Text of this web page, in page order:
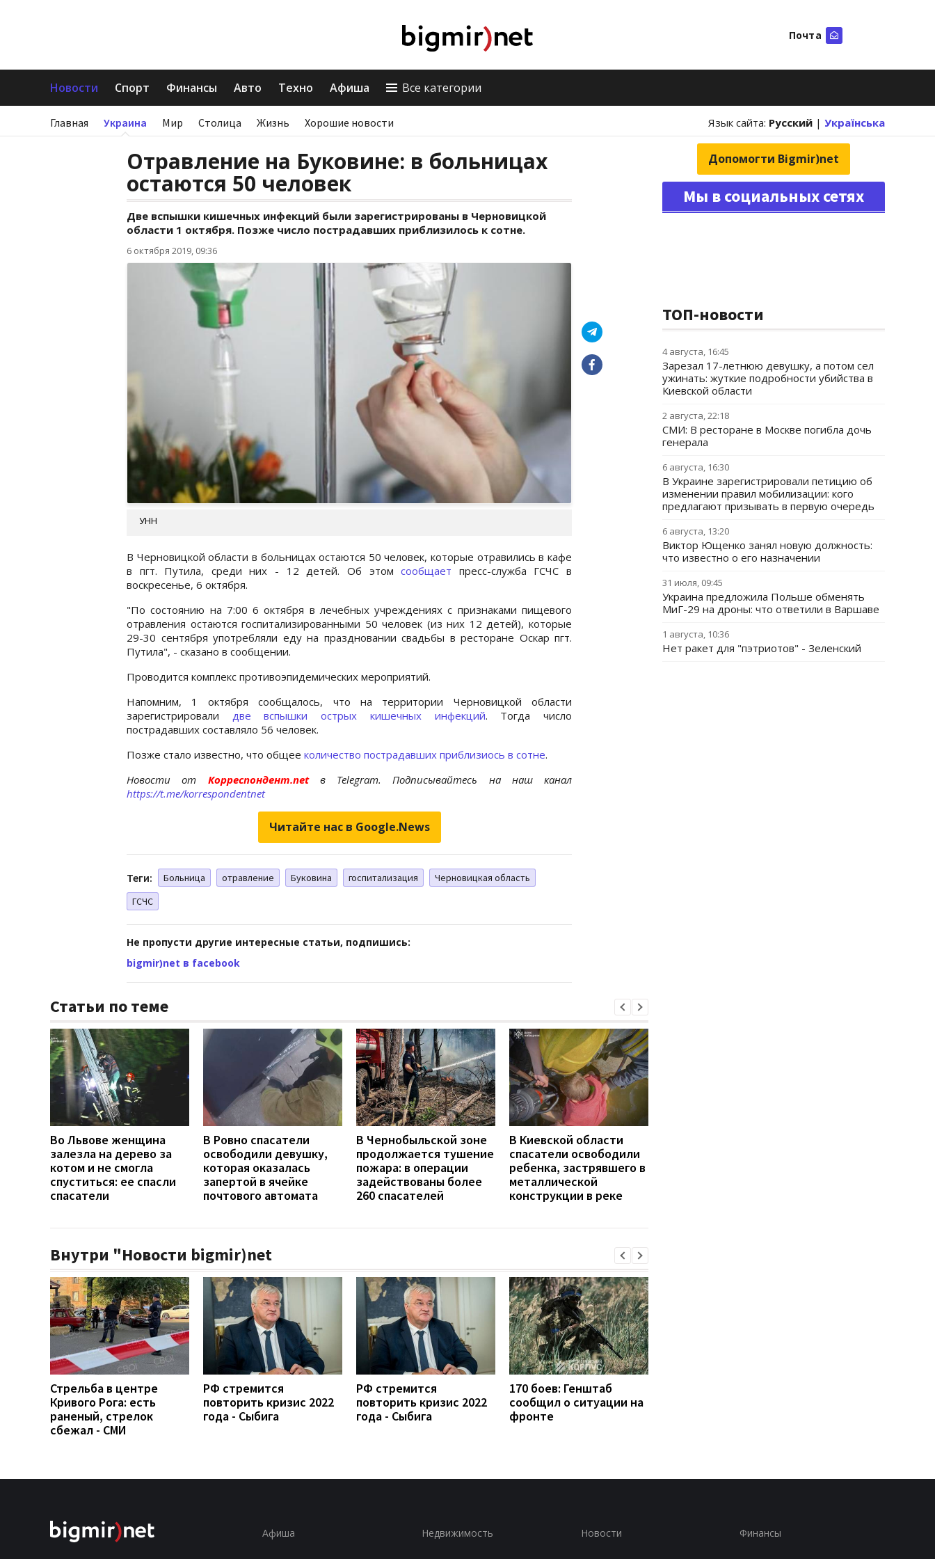
Почта
Новости Спорт Финансы Авто Техно Афиша Все категории
Главная Украина Мир Столица Жизнь Хорошие новости Язык сайта: Русский | Українська
Отравление на Буковине: в больницах
остаются 50 человек
Две вспышки кишечных инфекций были зарегистрированы в Черновицкой
области 1 октября. Позже число пострадавших приблизилось к сотне.
6 октября 2019, 09:36
УНН
В Черновицкой области в больницах остаются 50 человек, которые отравились в кафе
в пгт. Путила, среди них - 12 детей. Об этомсообщает пресс-служба ГСЧС в
воскресенье, 6 октября.
"По состоянию на 7:00 6 октября в лечебных учреждениях с признаками пищевого
отравления остаются госпитализированными 50 человек (из них 12 детей), которые
29-30 сентября употребляли еду на праздновании свадьбы в ресторане Оскар пгт.
Путила", - сказано в сообщении.
Проводится комплекс противоэпидемических мероприятий.
Напомним, 1 октября сообщалось, что на территории Черновицкой области
зарегистрировали две вспышки острых кишечных инфекций. Тогда число
пострадавших составляло 56 человек.
Позже стало известно, что общее количество пострадавших приблизиось в сотне.
Новости от Корреспондент.net в Telegram. Подписывайтесь на наш канал
https://t.me/korrespondentnet
Читайте нас в Google.News
Теги: Больница отравление Буковина госпитализация
Черновицкая область
ГСЧС
Не пропусти другие интересные статьи, подпишись:
bigmir)net в facebook
Статьи по теме
Во Львове женщина
залезла на дерево за
котом и не смогла
спуститься: ее спасли
спасатели
В Ровно спасатели
освободили девушку,
которая оказалась
запертой в ячейке
почтового автомата
В Чернобыльской зоне
продолжается тушение
пожара: в операции
задействованы более
260 спасателей
В Киевской области
спасатели освободили
ребенка, застрявшего в
металлической
конструкции в реке
Внутри "Новости bigmir)net
Стрельба в центре
Кривого Рога: есть
раненый, стрелок
сбежал - СМИ
РФ стремится
повторить кризис 2022
года - Сыбига
РФ стремится
повторить кризис 2022
года - Сыбига
170 боев: Генштаб
сообщил о ситуации на
фронте
Допомогти Bigmir)net
Мы в социальных сетях
ТОП-новости
4 августа, 16:45
Зарезал 17-летнюю девушку, а потом сел
ужинать: жуткие подробности убийства в
Киевской области
2 августа, 22:18
СМИ: В ресторане в Москве погибла дочь
генерала
6 августа, 16:30
В Украине зарегистрировали петицию об
изменении правил мобилизации: кого
предлагают призывать в первую очередь
6 августа, 13:20
Виктор Ющенко занял новую должность:
что известно о его назначении
31 июля, 09:45
Украина предложила Польше обменять
МиГ-29 на дроны: что ответили в Варшаве
1 августа, 10:36
Нет ракет для "пэтриотов" - Зеленский
Афиша Недвижимость Новости Финансы